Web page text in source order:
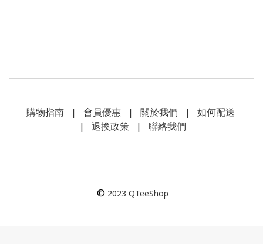
購物指南| 會員優惠| 關於我們 | 如何配送
| 退換政策 | 聯絡我們
© 2023 QTeeShop